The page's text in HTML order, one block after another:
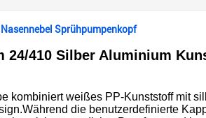
Sprühpumpenkopf
410 Silber Aluminium
kombiniert weißes PP-Kunststoff mit
die benutzerdefinierte